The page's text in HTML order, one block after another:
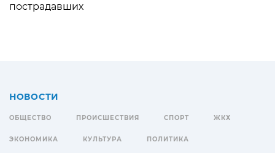
пострадавших
НОВОСТИ
ОБЩЕСТВО ПРОИСШЕСТВИЯ СПОРТ ЖКХ
ЭКОНОМИКА КУЛЬТУРА ПОЛИТИКА